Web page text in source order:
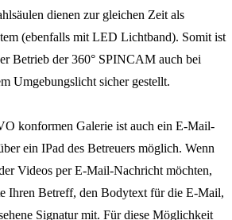
dienen zur gleichen Zeit als
(ebenfalls mit LED Lichtband). Somit ist
Betrieb der 360° SPINCAM auch bei
Umgebungslicht sicher gestellt.
konformen Galerie ist auch ein E-Mail-
ein IPad des Betreuers möglich. Wenn
Videos per E-Mail-Nachricht möchten,
Ihren Betreff, den Bodytext für die E-Mail,
Signatur mit. Für diese Möglichkeit